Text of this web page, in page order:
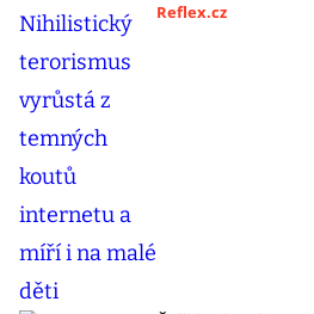
Reflex.cz